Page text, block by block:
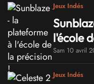
Jeux Indés
l'école
Sam 10 avril
Jeux Indés